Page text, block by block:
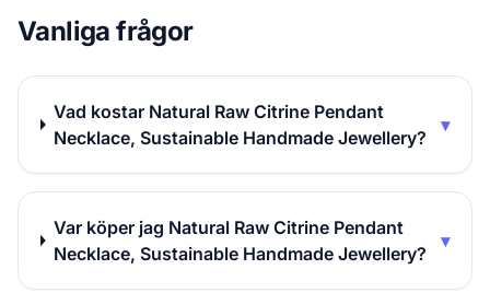
Vanliga frågor
Vad kostar Natural Raw Citrine Pendant
Necklace, Sustainable Handmade Jewellery?
▾
Var köper jag Natural Raw Citrine Pendant
Necklace, Sustainable Handmade Jewellery?
▾